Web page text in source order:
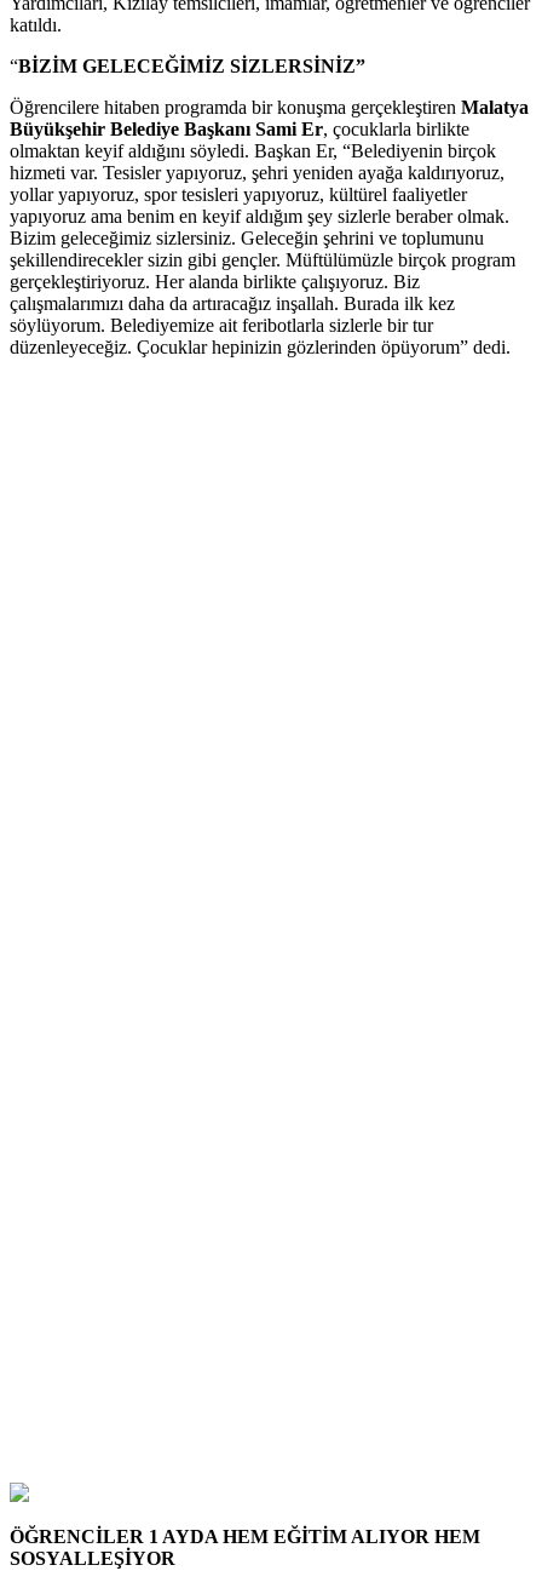
katıldı.
“BİZİM GELECEĞİMİZ SİZLERSİNİZ”
Öğrencilere hitaben programda bir konuşma gerçekleştiren Malatya
Büyükşehir Belediye Başkanı Sami Er, çocuklarla birlikte
olmaktan keyif aldığını söyledi. Başkan Er, “Belediyenin birçok
hizmeti var. Tesisler yapıyoruz, şehri yeniden ayağa kaldırıyoruz,
yollar yapıyoruz, spor tesisleri yapıyoruz, kültürel faaliyetler
yapıyoruz ama benim en keyif aldığım şey sizlerle beraber olmak.
Bizim geleceğimiz sizlersiniz. Geleceğin şehrini ve toplumunu
şekillendirecekler sizin gibi gençler. Müftülümüzle birçok program
gerçekleştiriyoruz. Her alanda birlikte çalışıyoruz. Biz
çalışmalarımızı daha da artıracağız inşallah. Burada ilk kez
söylüyorum. Belediyemize ait feribotlarla sizlerle bir tur
düzenleyeceğiz. Çocuklar hepinizin gözlerinden öpüyorum” dedi.
ÖĞRENCİLER 1 AYDA HEM EĞİTİM ALIYOR HEM
SOSYALLEŞİYOR